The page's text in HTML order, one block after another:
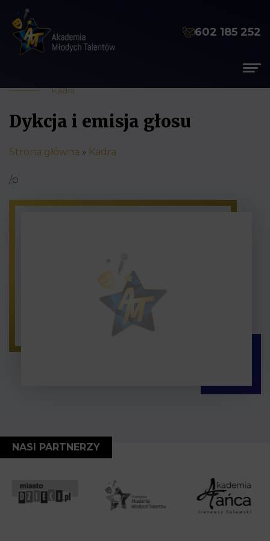
602 185 252
Kadra
Dykcja i emisja głosu
Strona główna » Kadra
/p
NASI PARTNERZY